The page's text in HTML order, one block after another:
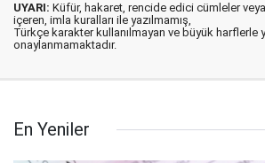
UYARI: Küfür, hakaret, rencide edici cümleler
içeren, imla kuralları ile yazılmamış,
Türkçe karakter kullanılmayan ve büyük harflerle
onaylanmamaktadır.
En Yeniler